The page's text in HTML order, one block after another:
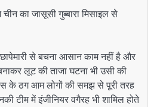
का जासूसी गुब्बारा मिसाइल से
से बचना आसान काम नहीं है और
लूट की ताजा घटना भी उसी की
के ठग आम लोगों की समझ से पूरी तरह
टीम में इंजीनियर वगैरह भी शामिल होते